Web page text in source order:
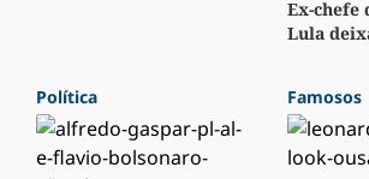
Ex-chefe
Lula
Política Famosos